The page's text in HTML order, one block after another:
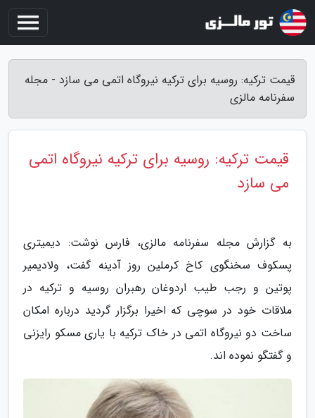
قیمت ترکیه: روسیه برای ترکیه نیروگاه اتمی می سازد - مجله
سفرنامه مالزی
قیمت ترکیه: روسیه برای ترکیه نیروگاه اتمی
می سازد
به گزارش مجله سفرنامه مالزی، فارس نوشت: دیمیتری
پسکوف سخنگوی کاخ کرملین روز آدینه گفت، ولادیمیر
پوتین و رجب طیب اردوغان رهبران روسیه و ترکیه در
ملاقات خود در سوچی که اخیرا برگزار گردید درباره امکان
ساخت دو نیروگاه اتمی در خاک ترکیه با یاری مسکو رایزنی
و گفتگو نموده اند.